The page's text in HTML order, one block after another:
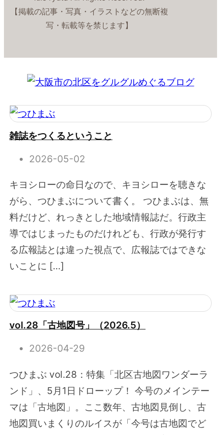
【掲載の記事・写真・イラストなどの無断複
写・転載等を禁じます】
雑誌をつくるということ
2026-05-02
キヨシローの命日なので、キヨシローを聴きな
がら、つひまぶについて書く。 つひまぶは、無
料だけど、れっきとした地域情報誌だ。行政主
導ではじまったものだけれども、行政が発行す
る広報誌とは違った視点で、広報誌ではできな
いことに […]
vol.28「古地図号」（2026.5）
2026-04-29
つひまぶ vol.28：特集「北区古地図ワンダーラ
ンド」、5月1日ドローップ！ 今号のメインテー
マは「古地図」。ここ数年、古地図見倒し、古
地図買いまくりのルイスが「今号は古地図でど